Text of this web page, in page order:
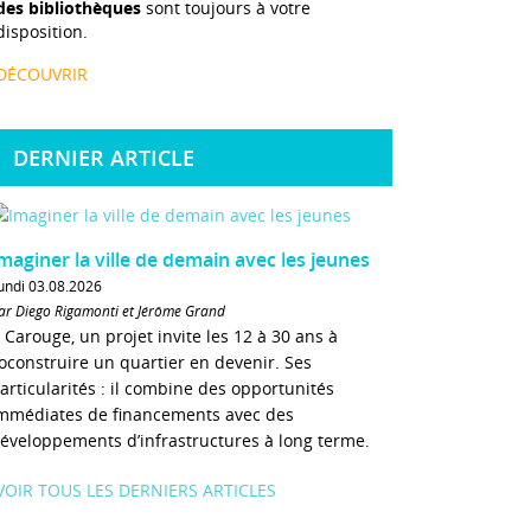
bibliothèques sont toujours à votre
DERNIER ARTICLE
la ville de demain avec les jeunes
03.08.2026
Diego Rigamonti et Jérôme Grand
Carouge, un projet invite les 12 à 30 ans à
un quartier en devenir. Ses
: il combine des opportunités
de financements avec des
d’infrastructures à long terme.
TOUS LES DERNIERS ARTICLES